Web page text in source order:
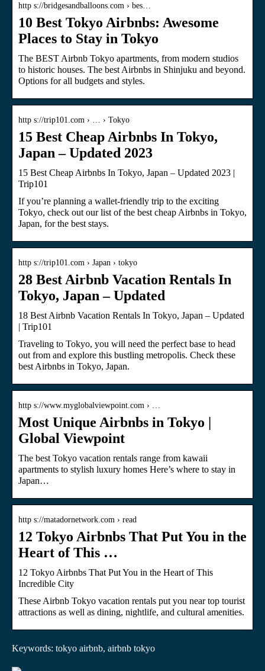
http s://bridgesandballoons.com › bes…
10 Best Tokyo Airbnbs: Awesome
Places to Stay in Tokyo
The BEST Airbnb Tokyo apartments, from modern studios
to historic houses. The best Airbnbs in Shinjuku and beyond.
Options for all budgets and styles.
http s://trip101.com › … › Tokyo
15 Best Cheap Airbnbs In Tokyo,
Japan – Updated 2023
15 Best Cheap Airbnbs In Tokyo, Japan – Updated 2023 |
Trip101
If you’re planning a wallet-friendly trip to the exciting
Tokyo, check out our list of the best cheap Airbnbs in Tokyo,
Japan, for the best stays.
http s://trip101.com › Japan › tokyo
28 Best Airbnb Vacation Rentals In
Tokyo, Japan – Updated
18 Best Airbnb Vacation Rentals In Tokyo, Japan – Updated
| Trip101
Traveling to Tokyo, you will need the perfect base to head
out from and explore this bustling metropolis. Check these
best Airbnbs in Tokyo, Japan.
http s://www.myglobalviewpoint.com › …
Most Unique Airbnbs in Tokyo |
Global Viewpoint
The best Tokyo vacation rentals range from kawaii
apartments to stylish luxury homes Here’s where to stay in
Japan…
http s://matadornetwork.com › read
12 Tokyo Airbnbs That Put You in the
Heart of This …
12 Tokyo Airbnbs That Put You in the Heart of This
Incredible City
These Airbnb Tokyo vacation rentals put you near top tourist
attractions as well as dining, nightlife, and cultural amenities.
Keywords: tokyo airbnb, airbnb tokyo